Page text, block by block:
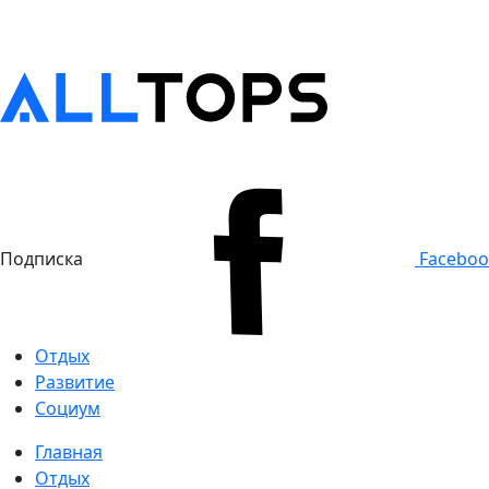
Подписка
Отдых
Развитие
Социум
Главная
Отдых